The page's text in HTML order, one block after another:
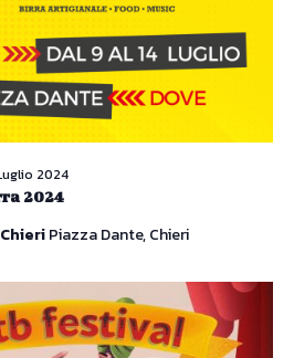
2024
2024
Piazza Dante, Chieri